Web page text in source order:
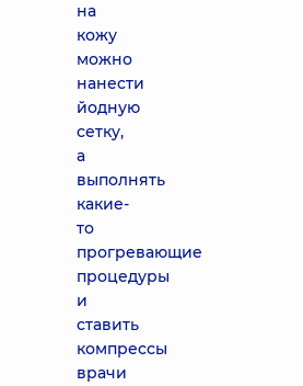
на
кожу
можно
нанести
йодную
сетку,
а
выполнять
какие-
то
прогревающие
процедуры
и
ставить
компрессы
врачи